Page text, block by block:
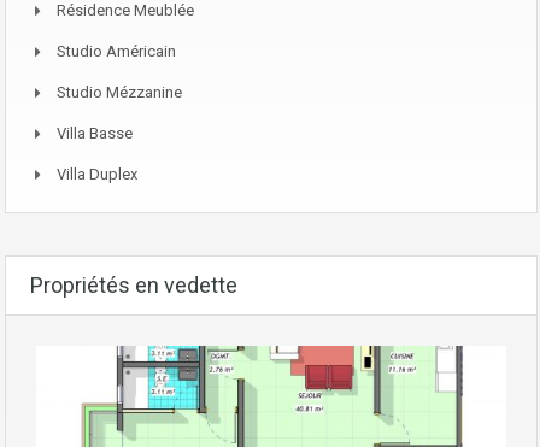
Résidence Meublée
Studio Américain
Studio Mézzanine
Villa Basse
Villa Duplex
Propriétés en vedette